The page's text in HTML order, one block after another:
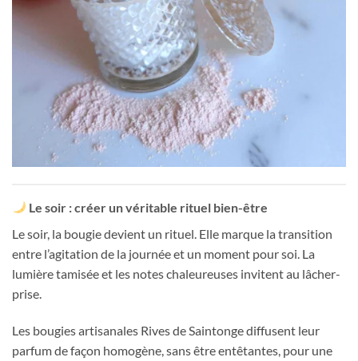
Le soir : créer un véritable rituel bien-être
Le soir, la bougie devient un rituel. Elle marque la transition
entre l’agitation de la journée et un moment pour soi. La
lumière tamisée et les notes chaleureuses invitent au lâcher-
prise.
Les bougies artisanales Rives de Saintonge diffusent leur
parfum de façon homogène, sans être entêtantes, pour une